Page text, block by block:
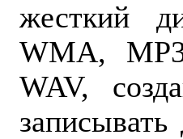
жесткий
WMA,
WAV,